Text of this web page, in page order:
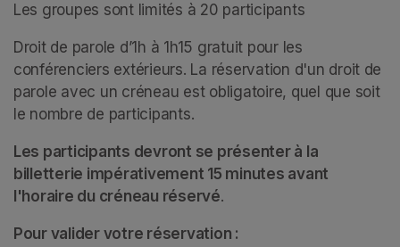
Les groupes sont limités à 20 participants
Droit de parole d’1h à 1h15 gratuit pour les
conférenciers extérieurs. La réservation d'un droit de
parole avec un créneau est obligatoire, quel que soit
le nombre de participants.
Les participants devront se présenter à la
billetterie impérativement 15 minutes avant
l'horaire du créneau réservé.
Pour valider votre réservation :